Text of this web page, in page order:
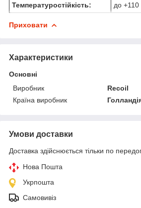
Температуростійкість:
до +110
Приховати
Характеристики
Основні
Виробник
Recoil
Країна виробник
Умови доставки
Доставка здійснюється тільки по
Нова Пошта
Укрпошта
Самовивіз